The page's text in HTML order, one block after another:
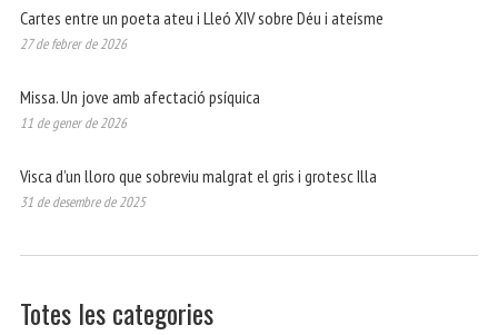
Cartes entre un poeta ateu i Lleó XIV sobre Déu i ateísme
27 de febrer de 2026
Missa. Un jove amb afectació psíquica
11 de gener de 2026
Visca d’un lloro que sobreviu malgrat el gris i grotesc Illa
31 de desembre de 2025
Totes les categories